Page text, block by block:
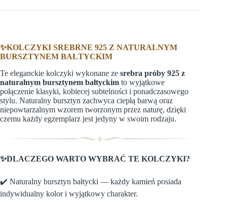
✨KOLCZYKI SREBRNE 925 Z NATURALNYM
BURSZTYNEM BAŁTYCKIM
Te eleganckie kolczyki wykonane ze srebra próby 925 z
naturalnym bursztynem bałtyckim to wyjątkowe
połączenie klasyki, kobiecej subtelności i ponadczasowego
stylu. Naturalny bursztyn zachwyca ciepłą barwą oraz
niepowtarzalnym wzorem tworzonym przez naturę, dzięki
czemu każdy egzemplarz jest jedyny w swoim rodzaju.
✨DLACZEGO WARTO WYBRAĆ TE KOLCZYKI?
✔️ Naturalny bursztyn bałtycki — każdy kamień posiada
indywidualny kolor i wyjątkowy charakter.